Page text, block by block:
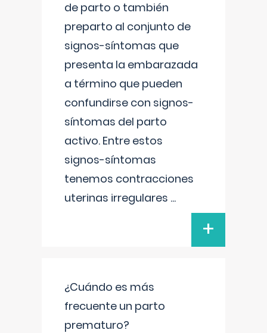
de parto o también
preparto al conjunto de
signos-síntomas que
presenta la embarazada
a término que pueden
confundirse con signos-
síntomas del parto
activo. Entre estos
signos-síntomas
tenemos contracciones
uterinas irregulares ...
+
¿Cuándo es más
frecuente un parto
prematuro?